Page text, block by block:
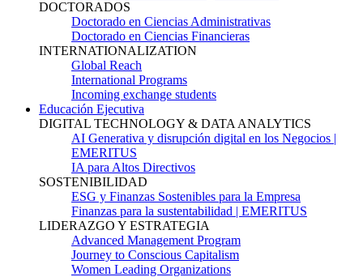
DOCTORADOS
Doctorado en Ciencias Administrativas
Doctorado en Ciencias Financieras
INTERNATIONALIZATION
Global Reach
International Programs
Incoming exchange students
Educación Ejecutiva
DIGITAL TECHNOLOGY & DATA ANALYTICS
AI Generativa y disrupción digital en los Negocios |
EMERITUS
IA para Altos Directivos
SOSTENIBILIDAD
ESG y Finanzas Sostenibles para la Empresa
Finanzas para la sustentabilidad | EMERITUS
LIDERAZGO Y ESTRATEGIA
Advanced Management Program
Journey to Conscious Capitalism
Women Leading Organizations